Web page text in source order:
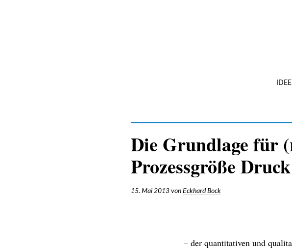
Die Grundlage für
Prozessgröße Druck
15. Mai 2013vonEckhard Bock
– der quantitativen und